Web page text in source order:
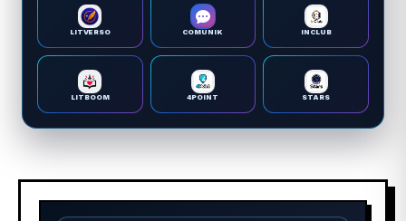
LITVERSO COMUNIK INCLUB
LITBOOM 4POINT STARS